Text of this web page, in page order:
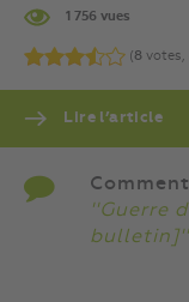
1 756 vues
(8 votes,
Lire l’article
''Guerre
bulletin]''